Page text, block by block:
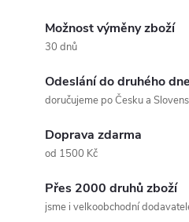
Možnost výměny zboží
30 dnů
Odeslání do druhého dne
doručujeme po Česku a
Doprava zdarma
od 1500 Kč
Přes 2000 druhů zboží
jsme i velkoobchodní